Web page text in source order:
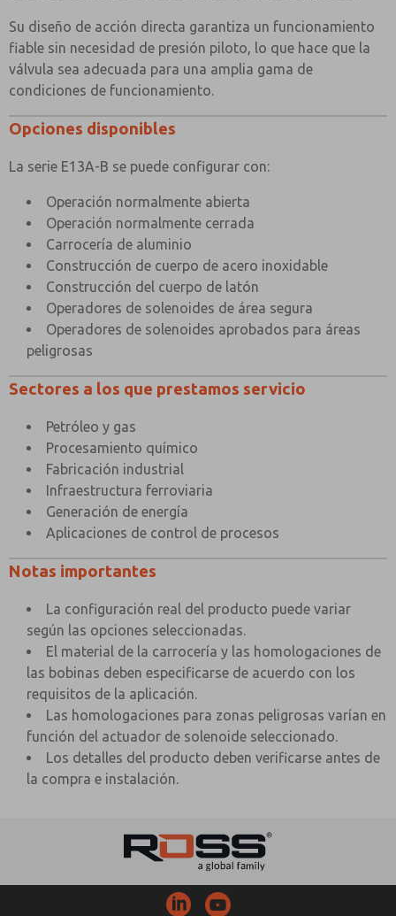
Su diseño de acción directa garantiza un funcionamiento
fiable sin necesidad de presión piloto, lo que hace que la
válvula sea adecuada para una amplia gama de
condiciones de funcionamiento.
Opciones disponibles
La serie E13A-B se puede configurar con:
Operación normalmente abierta
Operación normalmente cerrada
Carrocería de aluminio
Construcción de cuerpo de acero inoxidable
Construcción del cuerpo de latón
Operadores de solenoides de área segura
Operadores de solenoides aprobados para áreas
peligrosas
Sectores a los que prestamos servicio
Petróleo y gas
Procesamiento químico
Fabricación industrial
Infraestructura ferroviaria
Generación de energía
Aplicaciones de control de procesos
Notas importantes
La configuración real del producto puede variar
según las opciones seleccionadas.
El material de la carrocería y las homologaciones de
las bobinas deben especificarse de acuerdo con los
requisitos de la aplicación.
Las homologaciones para zonas peligrosas varían en
función del actuador de solenoide seleccionado.
Los detalles del producto deben verificarse antes de
la compra e instalación.